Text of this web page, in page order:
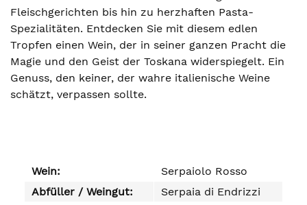
Fleischgerichten bis hin zu herzhaften Pasta-
Spezialitäten. Entdecken Sie mit diesem edlen
Tropfen einen Wein, der in seiner ganzen Pracht die
Magie und den Geist der Toskana widerspiegelt. Ein
Genuss, den keiner, der wahre italienische Weine
schätzt, verpassen sollte.
Wein:
Serpaiolo Rosso
Abfüller / Weingut:
Serpaia di Endrizzi